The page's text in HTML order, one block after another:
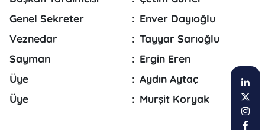
Genel Sekreter
: Enver Dayıoğlu
Veznedar
: Tayyar Sarıoğlu
Sayman
: Ergin Eren
Üye
: Aydın Aytaç
Üye
: Murşit Koryak